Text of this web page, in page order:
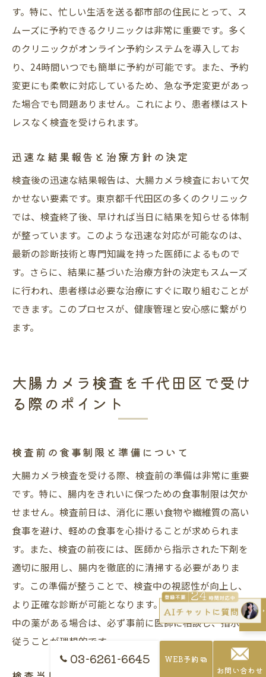
す。特に、忙しい生活を送る都市部の住民にとって、ス
ムーズに予約できるクリニックは非常に重要です。多く
のクリニックがオンライン予約システムを導入してお
り、24時間いつでも簡単に予約が可能です。また、予約
変更にも柔軟に対応しているため、急な予定変更があっ
た場合でも問題ありません。これにより、患者様はスト
レスなく検査を受けられます。
迅速な結果報告と治療方針の決定
検査後の迅速な結果報告は、大腸カメラ検査において欠
かせない要素です。東京都千代田区の多くのクリニック
では、検査終了後、早ければ当日に結果を知らせる体制
が整っています。このような迅速な対応が可能なのは、
最新の診断技術と専門知識を持った医師によるもので
す。さらに、結果に基づいた治療方針の決定もスムーズ
に行われ、患者様は必要な治療にすぐに取り組むことが
できます。このプロセスが、健康管理と安心感に繋がり
ます。
大腸カメラ検査を千代田区で受け
る際のポイント
検査前の食事制限と準備について
大腸カメラ検査を受ける際、検査前の準備は非常に重要
です。特に、腸内をきれいに保つための食事制限は欠か
せません。検査前日は、消化に悪い食物や繊維質の高い
食事を避け、軽めの食事を心掛けることが求められま
す。また、検査の前夜には、医師から指示された下剤を
適切に服用し、腸内を徹底的に清掃する必要がありま
す。この準備が整うことで、検査中の視認性が向上し、
より正確な診断が可能となります。さらに、持病や服用
中の薬がある場合は、必ず事前に医師に相談し、指示に
従うことが理想的です。
03-6261-6645
WEB予約
お問い合わせ